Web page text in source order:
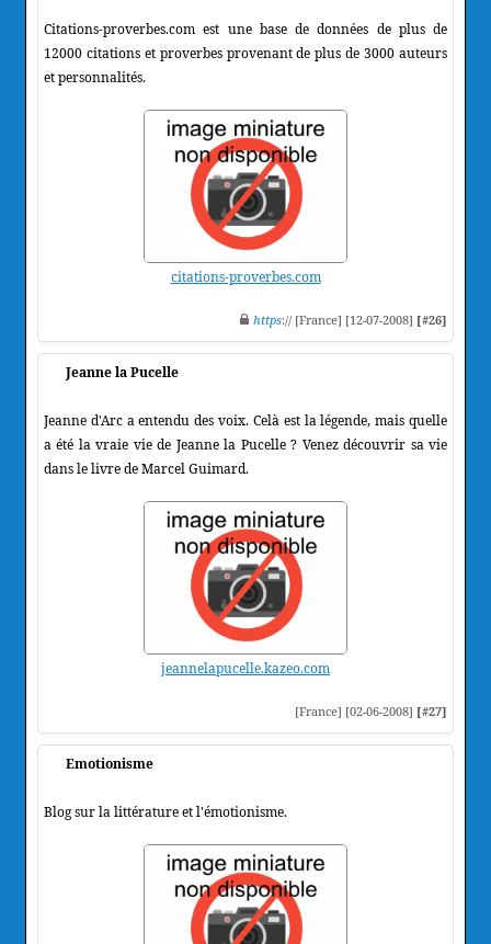
Citations-proverbes.com est une base de données de plus de
12000 citations et proverbes provenant de plus de 3000 auteurs
et personnalités.
citations-proverbes.com
https:// [France] [12-07-2008] [#26]
Jeanne la Pucelle
Jeanne d'Arc a entendu des voix. Celà est la légende, mais quelle
a été la vraie vie de Jeanne la Pucelle ? Venez découvrir sa vie
dans le livre de Marcel Guimard.
jeannelapucelle.kazeo.com
[France] [02-06-2008] [#27]
Emotionisme
Blog sur la littérature et l'émotionisme.